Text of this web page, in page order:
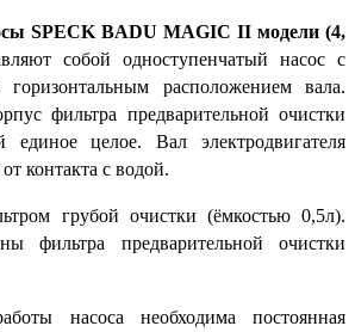
SPECK BADU MAGIC II модели (4,
собой одноступенчатый насос с
расположением вала.
фильтра предварительной очистки
единое целое. Вал электродвигателя
контакта с водой.
грубой очистки (ёмкостью 0,5л).
фильтра предварительной очистки
насоса необходима постоянная